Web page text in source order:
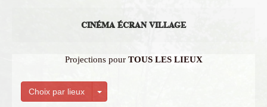
CINÉMA ÉCRAN VILLAGE